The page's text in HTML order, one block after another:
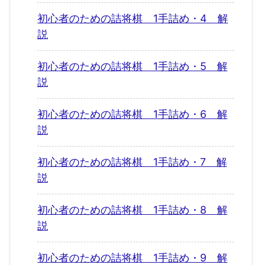
初心者のための詰将棋 1手詰め・4 解
説
初心者のための詰将棋 1手詰め・5 解
説
初心者のための詰将棋 1手詰め・6 解
説
初心者のための詰将棋 1手詰め・7 解
説
初心者のための詰将棋 1手詰め・8 解
説
初心者のための詰将棋 1手詰め・9 解